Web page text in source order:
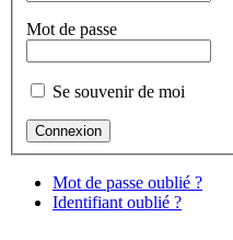
Mot de passe
Se souvenir de moi
Mot de passe oublié ?
Identifiant oublié ?